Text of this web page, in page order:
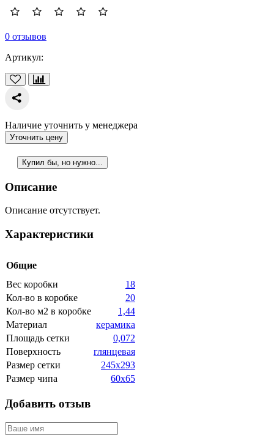
0 отзывов
Артикул:
Наличие уточнить у менеджера
Уточнить цену
Купил бы, но нужно...
Описание
Описание отсутствует.
Характеристики
Общие
Вес коробки
18
Кол-во в коробке
20
Кол-во м2 в коробке
1,44
Материал
керамика
Площадь сетки
0,072
Поверхность
глянцевая
Размер сетки
245x293
Размер чипа
60x65
Добавить отзыв